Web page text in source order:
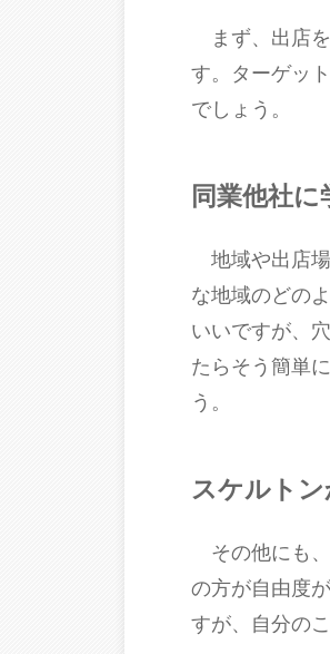
まず、出店を
す。ターゲッ
でしょう。
同業他社に
地域や出店場
な地域のどの
いいですが、
たらそう簡単
う。
スケルト
その他にも、
の方が自由度
すが、自分の